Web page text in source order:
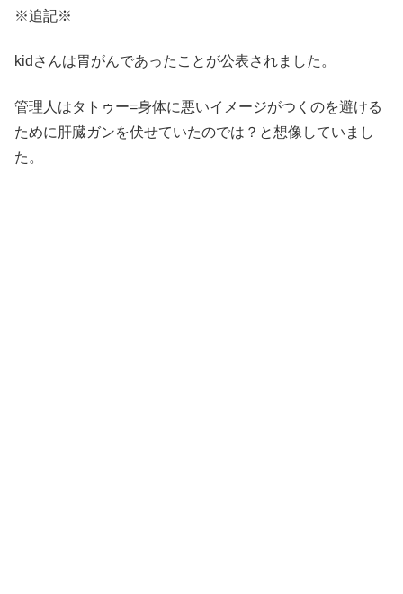
※追記※
kidさんは胃がんであったことが公表されました。
管理人はタトゥー=身体に悪いイメージがつくのを避ける
ために肝臓ガンを伏せていたのでは？と想像していまし
た。